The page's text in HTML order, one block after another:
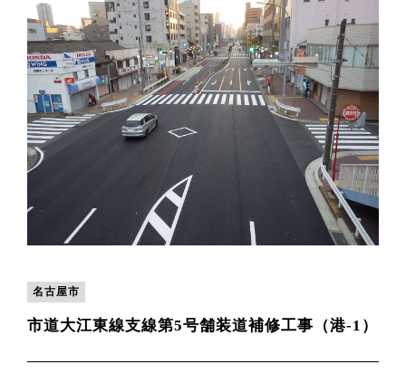
名古屋市
市道大江東線支線第5号舗装道補修工事（港-1）